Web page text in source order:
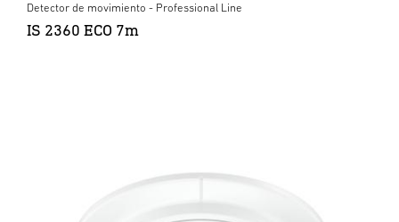
Detector de movimiento - Professional Line
IS 2360 ECO 7m